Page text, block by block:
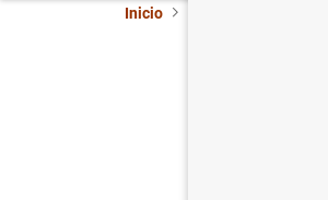
Inicio